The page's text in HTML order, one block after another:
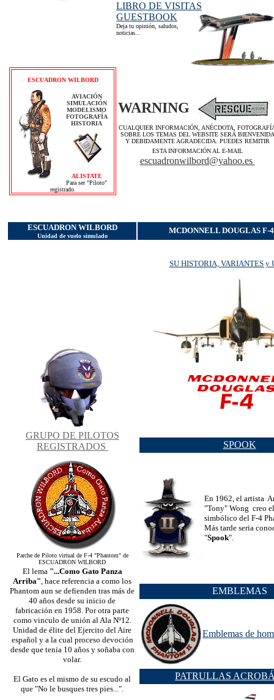
LIBRO DE VISITAS
GUESTBOOK
Deja tu opinión, saludos,
noticias...
ESCUADRON WILBORD
AVIACIÓN
SIMULACIÓN
MODELISMO
FOTOGRAFÍA
HISTORIA
ALISTATE
Para ser "Piloto"
registrado.
WARNING
CUALQUIER INFORMACIÓN, ANÉCDOTA,
SOBRE LOS TEMAS DEL WEBSITE SERÁ BIENVENIDA
Y DEBIDAMENTE AGRADECIDA. PUEDES REMITIR
ESTA INFORMACIÓN AL E-MAIL
escuadronwilbord@yahoo.es
ESCUADRON WILBORD
Unidad de vuelo simulado
MCDONNELL DOUGLAS
GRUPO DE PILOTOS
REGISTRADOS
Parche de Piloto virtual de F-4 "Phantom" de
ESCUADRON WILBORD
El lema "...Como Gato Panza
Arriba", hace referencia a como los
Phantom aun se defienden tras más de
40 años desde su inicio de
fabricación en 1958. Por otra parte
como vinculo de unión al Ala Nº12.
Unidad de élite del Ejercito del Aire
español y a la cual proceso devoción
desde que tenia 10 años y soñaba con
volar.
El Gato es el mismo de su escudo al
que "No le busques tres pies...".
SU HISTORIA, VARIANTES y
SPOOK
En 1962, el artista
"Tony" Wong creo
simbólico del F-4
Más tarde seria
"Spook".
EMBLEMAS
Emblemas de
PATRULLAS